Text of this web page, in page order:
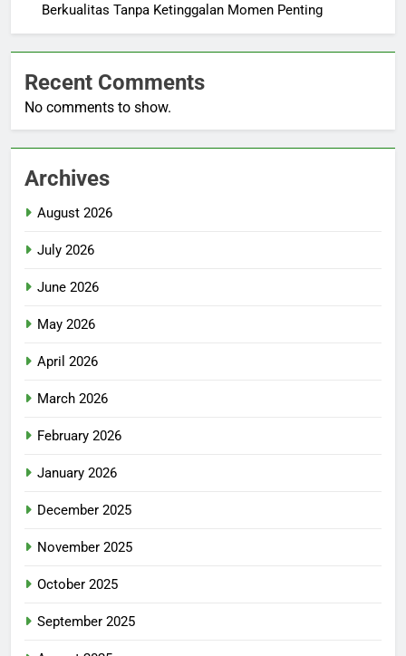
Berkualitas Tanpa Ketinggalan Momen Penting
Recent Comments
No comments to show.
Archives
August 2026
July 2026
June 2026
May 2026
April 2026
March 2026
February 2026
January 2026
December 2025
November 2025
October 2025
September 2025